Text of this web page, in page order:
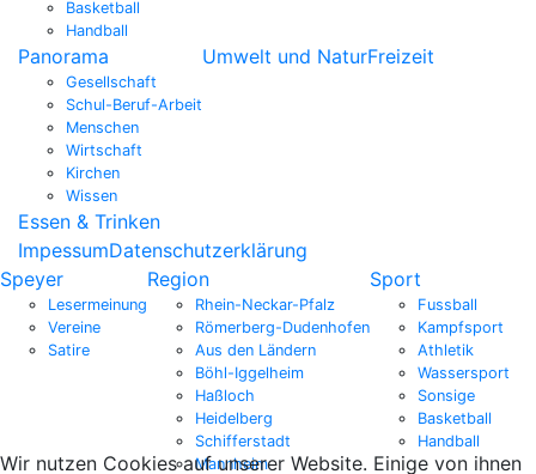
Basketball
Handball
Panorama
Gesellschaft
Schul-Beruf-Arbeit
Menschen
Wirtschaft
Kirchen
Wissen
Umwelt und NaturFreizeit
Essen & Trinken
ImpessumDatenschutzerklärung
Speyer
Lesermeinung
Vereine
Satire
Region
Rhein-Neckar-Pfalz
Römerberg-Dudenhofen
Aus den Ländern
Böhl-Iggelheim
Haßloch
Heidelberg
Schifferstadt
Mannheim
Sport
Fussball
Kampfsport
Athletik
Wassersport
Sonsige
Basketball
Handball
Wir nutzen Cookies auf unserer Website. Einige von ihnen